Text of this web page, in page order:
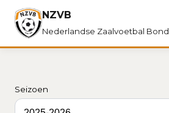
NZVB
Nederlandse Zaalvoetbal Bond
Seizoen